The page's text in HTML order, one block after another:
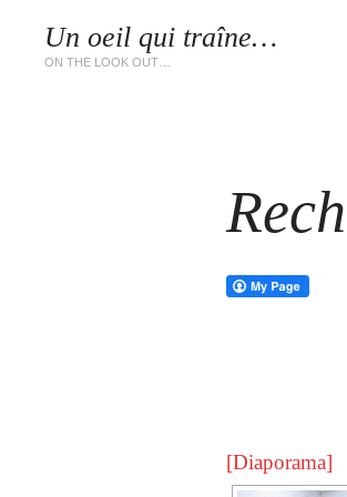
Un oeil qui traîne…
ON THE LOOK OUT…
[Diaporama]